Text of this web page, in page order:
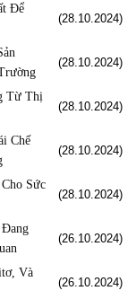
Để
(28.10.2024)
(28.10.2024)
Từ Thị
(28.10.2024)
Chế
(28.10.2024)
Sức
(28.10.2024)
Đang
(26.10.2024)
Và
(26.10.2024)